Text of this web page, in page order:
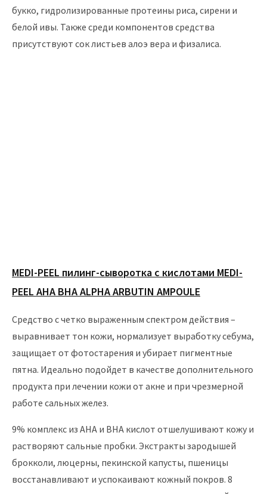
букко, гидролизированные протеины риса, сирени и
белой ивы. Также среди компонентов средства
присутствуют сок листьев алоэ вера и физалиса.
MEDI-PEEL пилинг-сыворотка с кислотами MEDI-
PEEL AHA BHA ALPHA ARBUTIN AMPOULE
Средство с четко выраженным спектром действия –
выравнивает тон кожи, нормализует выработку себума,
защищает от фотостарения и убирает пигментные
пятна. Идеально подойдет в качестве дополнительного
продукта при лечении кожи от акне и при чрезмерной
работе сальных желез.
9% комплекс из AHA и BHA кислот отшелушивают кожу и
растворяют сальные пробки. Экстракты зародышей
брокколи, люцерны, пекинской капусты, пшеницы
восстанавливают и успокаивают кожный покров. 8